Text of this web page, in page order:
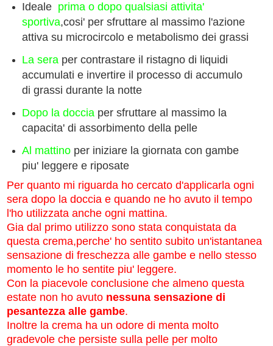
Ideale prima o dopo qualsiasi attivita'
sportiva,cosi' per sfruttare al massimo l'azione
attiva su microcircolo e metabolismo dei grassi
La sera per contrastare il ristagno di liquidi
accumulati e invertire il processo di accumulo
di grassi durante la notte
Dopo la docciaper sfruttare al massimo la
capacita' di assorbimento della pelle
Al mattinoper iniziare la giornata con gambe
piu' leggere e riposate
Per quanto mi riguarda ho cercato d'applicarla ogni
sera dopo la doccia e quando ne ho avuto il tempo
l'ho utilizzata anche ogni mattina.
Gia dal primo utilizzo sono stata conquistata da
questa crema,perche' ho sentito subito un'istantanea
sensazione di freschezza alle gambe e nello stesso
momento le ho sentite piu' leggere.
Con la piacevole conclusione che almeno questa
estate non ho avuto nessuna sensazione di
pesantezza alle gambe.
Inoltre la crema ha un odore di menta molto
gradevole che persiste sulla pelle per molto